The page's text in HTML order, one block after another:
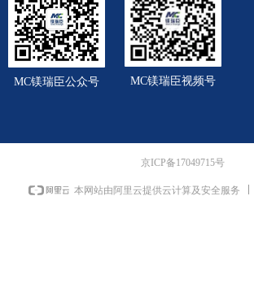
MC镁瑞臣公众号 MC镁瑞臣视频号
京ICP备17049715号
本网站由阿里云提供云计算及安全服务